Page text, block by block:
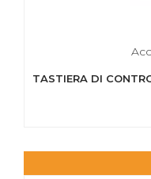
TASTIERA DI